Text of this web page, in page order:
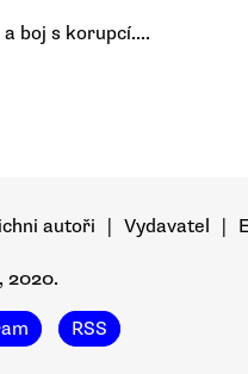
boj s korupcí....
autoři Vydavatel
2020.
RSS